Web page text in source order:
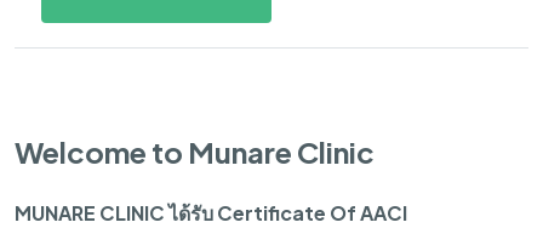
Welcome to Munare Clinic
MUNARE CLINICได้รับCertificate Of AACI